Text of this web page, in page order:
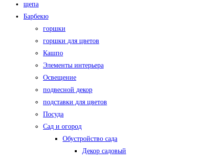
щепа
Барбекю
горшки
горшки для цветов
Кашпо
Элементы интерьера
Освещение
подвесной декор
подставки для цветов
Посуда
Сад и огород
Обустройство сада
Декор садовый